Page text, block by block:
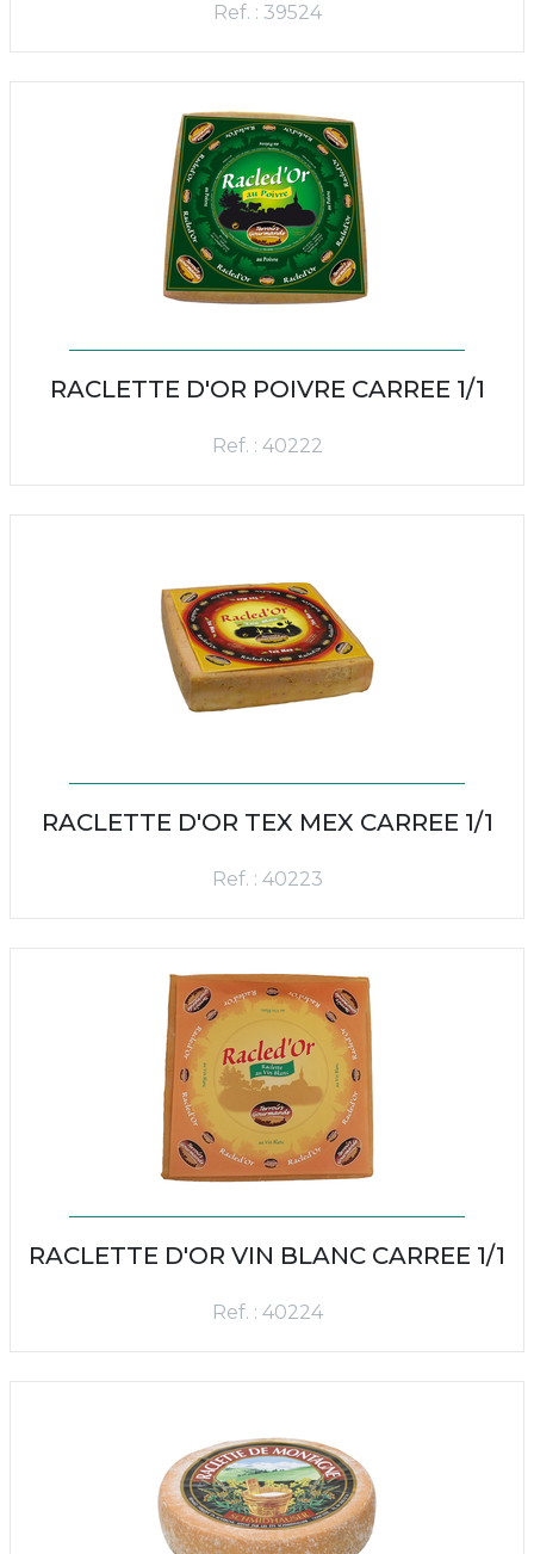
Ref. : 39524
RACLETTE D'OR POIVRE CARREE 1/1
Ref. : 40222
RACLETTE D'OR TEX MEX CARREE 1/1
Ref. : 40223
RACLETTE D'OR VIN BLANC CARREE 1/1
Ref. : 40224